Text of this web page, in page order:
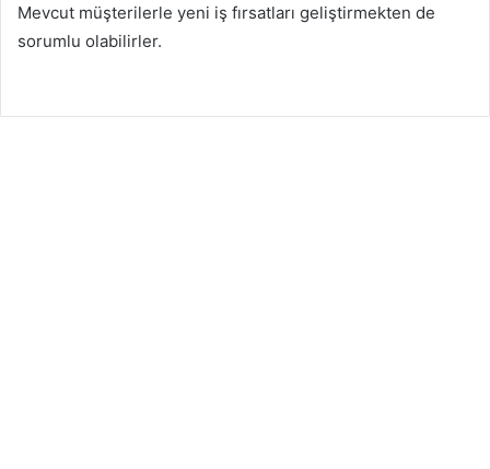
Mevcut müşterilerle yeni iş fırsatları geliştirmekten de
sorumlu olabilirler.